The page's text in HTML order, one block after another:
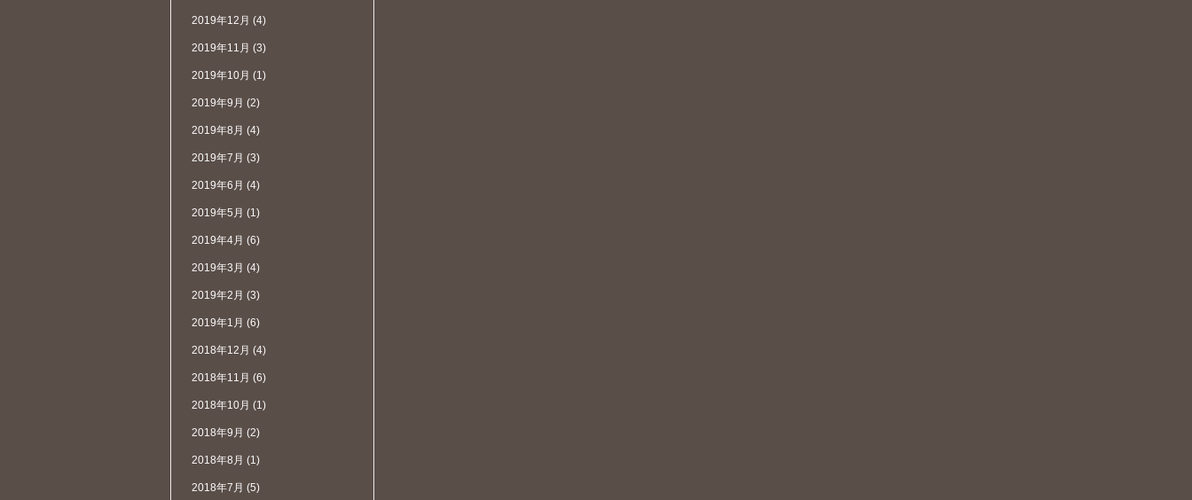
2019年12月 (4)
2019年11月 (3)
2019年10月 (1)
2019年9月 (2)
2019年8月 (4)
2019年7月 (3)
2019年6月 (4)
2019年5月 (1)
2019年4月 (6)
2019年3月 (4)
2019年2月 (3)
2019年1月 (6)
2018年12月 (4)
2018年11月 (6)
2018年10月 (1)
2018年9月 (2)
2018年8月 (1)
2018年7月 (5)